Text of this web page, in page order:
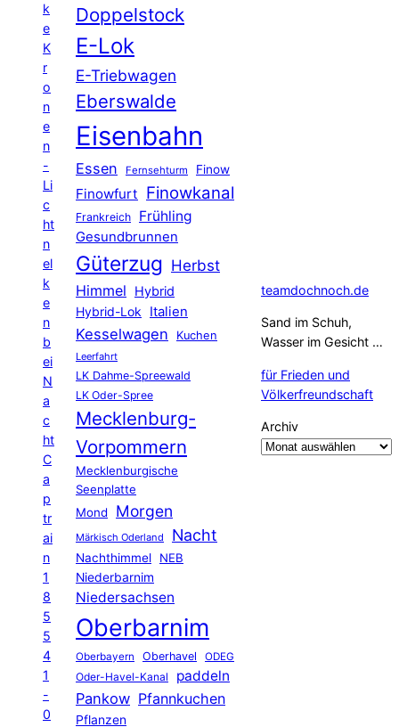
k
e
K
r
o
n
e
n
-
Li
c
ht
n
el
k
e
n
b
ei
N
a
c
ht
C
a
p
tr
ai
n
1
8
5
5
4
1
-
0
Doppelstock
E-Lok
E-Triebwagen
Eberswalde
Eisenbahn
Essen Fernsehturm Finow
Finowfurt Finowkanal
Frankreich Frühling
Gesundbrunnen
Güterzug Herbst
Himmel
Hybrid
Hybrid-Lok Italien
Kesselwagen Kuchen
Leerfahrt
LK Dahme-Spreewald
LK Oder-Spree
Mecklenburg-
Vorpommern
Mecklenburgische
Seenplatte
Mond
Morgen
Märkisch Oderland Nacht
Nachthimmel
NEB
Niederbarnim
Niedersachsen
Oberbarnim
Oberbayern Oberhavel ODEG
Oder-Havel-Kanal paddeln
Pankow Pfannkuchen
Pflanzen
teamdochnoch.de
Sand im Schuh,
Wasser im Gesicht …
für Frieden und
Völkerfreundschaft
Archiv